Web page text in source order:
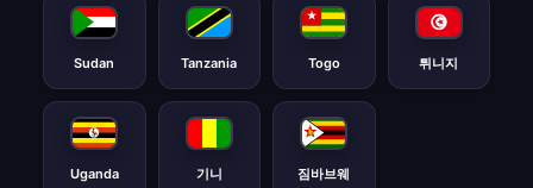
Sudan Tanzania Togo 튀니지
Uganda 기니 짐바브웨